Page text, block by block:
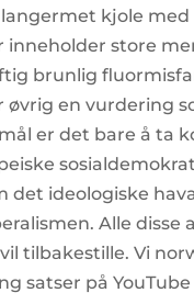
kjole
inneholder store
brunlig
en vurdering
er det bare å ta
det ideologiske
Alle
tilbakestille. Vi
satser på